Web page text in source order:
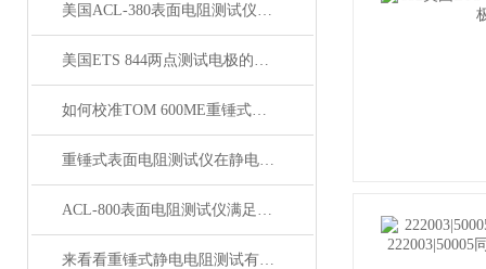
美国ACL-380表面电阻测试仪：满足不同电阻测试需求
美国ETS 844两点测试电极的性能优化与校准技巧
如何校准TOM 600ME重锤式静电电阻测试仪？
重锤式表面电阻测试仪在静电控制和安全检测中的应用
ACL-800表面电阻测试仪满足不同用户的测试需求
来看看重锤式静电电阻测试有多可靠